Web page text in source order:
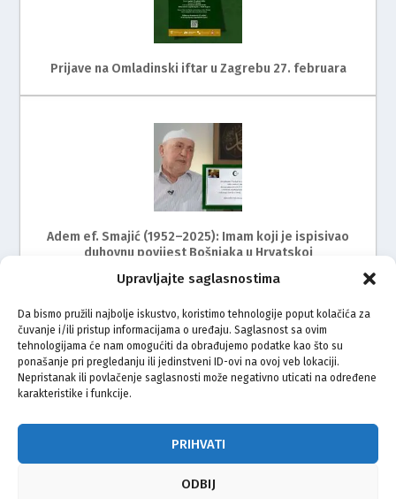
Upravljajte saglasnostima
Da bismo pružili najbolje iskustvo, koristimo tehnologije poput kolačića za
čuvanje i/ili pristup informacijama o uređaju. Saglasnost sa ovim
tehnologijama će nam omogućiti da obrađujemo podatke kao što su
ponašanje pri pregledanju ili jedinstveni ID-ovi na ovoj veb lokaciji.
Nepristanak ili povlačenje saglasnosti može negativno uticati na određene
karakteristike i funkcije.
PRIHVATI
ODBIJ
Prijave na Omladinski iftar u Zagrebu 27. februara
Adem ef. Smajić (1952–2025): Imam koji je ispisivao
duhovnu povijest Bošnjaka u Hrvatskoj
Muftija Fazlović u Zagrebu: Islamski centar i džamija
imaju posebno mjesto u dovama bošnjačkog naroda